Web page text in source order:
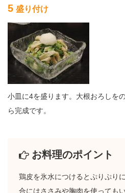
5 盛り付け
小皿に4を盛ります。大根おろしを
ら完成です。
お料理のポイント
鶏皮を氷水につけるとぷりぷり
合にはささみや胸肉を使ってもい